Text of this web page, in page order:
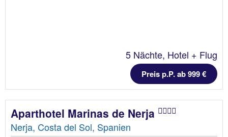
5 Nächte, Hotel + Flug
Preis p.P. ab 999 €
Aparthotel Marinas de Nerja
Nerja, Costa del Sol, Spanien